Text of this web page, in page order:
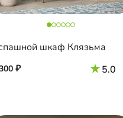
шкаф Клязьма
5.0